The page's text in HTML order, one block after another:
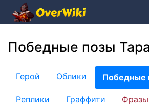
Победные позы
Перейти к: навигация
Герой Облики Победные
Реплики Граффити Фразы